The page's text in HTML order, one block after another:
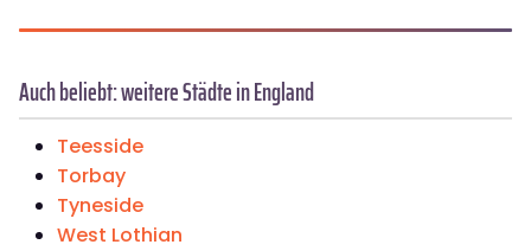
Auch beliebt: weitere Städte in England
Teesside
Torbay
Tyneside
West Lothian